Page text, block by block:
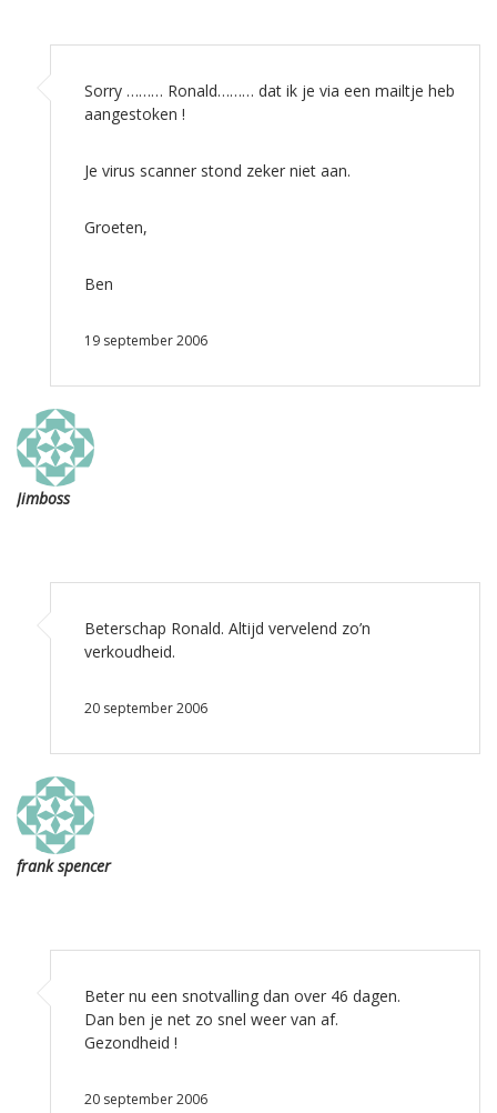
Sorry ……… Ronald……… dat ik je via een mailtje heb
aangestoken !
Je virus scanner stond zeker niet aan.
Groeten,
Ben
19 september 2006
Jimboss
Beterschap Ronald. Altijd vervelend zo’n
verkoudheid.
20 september 2006
frank spencer
Beter nu een snotvalling dan over 46 dagen.
Dan ben je net zo snel weer van af.
Gezondheid !
20 september 2006